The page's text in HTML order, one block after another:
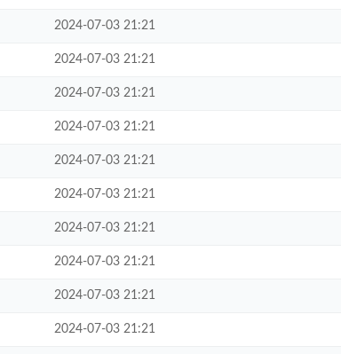
2024-07-03 21:21
2024-07-03 21:21
2024-07-03 21:21
2024-07-03 21:21
2024-07-03 21:21
2024-07-03 21:21
2024-07-03 21:21
2024-07-03 21:21
2024-07-03 21:21
2024-07-03 21:21